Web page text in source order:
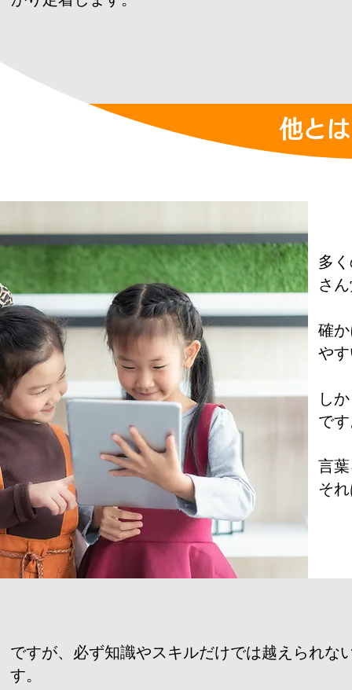
他と
多
さ
確
や
し
で
言
そ
ですが、必ず知識やスキルだけでは越えられな
す。